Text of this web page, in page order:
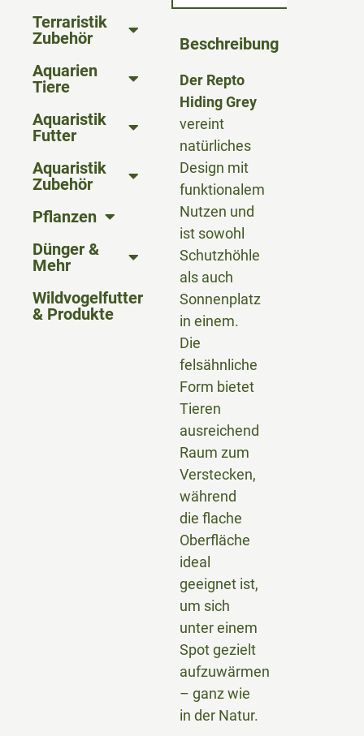
Terraristik
Zubehör
Aquarien
Tiere
Aquaristik
Futter
Aquaristik
Zubehör
Pflanzen
Dünger &
Mehr
Wildvogelfutter
& Produkte
Beschreibung
Der Repto
Hiding Grey
vereint
natürliches
Design mit
funktionalem
Nutzen und
ist sowohl
Schutzhöhle
als auch
Sonnenplatz
in einem.
Die
felsähnliche
Form bietet
Tieren
ausreichend
Raum zum
Verstecken,
während
die flache
Oberfläche
ideal
geeignet ist,
um sich
unter einem
Spot gezielt
aufzuwärmen
– ganz wie
in der Natur.